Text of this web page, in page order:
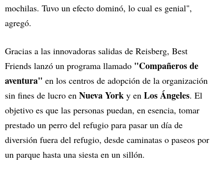
mochilas. Tuvo un efecto dominó, lo cual es genial",
agregó.
Gracias a las innovadoras salidas de Reisberg, Best
Friends lanzó un programa llamado "Compañeros de
aventura" en los centros de adopción de la organización
sin fines de lucro en Nueva York y en Los Ángeles. El
objetivo es que las personas puedan, en esencia, tomar
prestado un perro del refugio para pasar un día de
diversión fuera del refugio, desde caminatas o paseos por
un parque hasta una siesta en un sillón.